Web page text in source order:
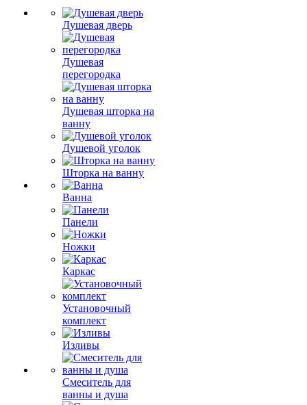
Душевая дверь
Душевая
перегородка
Душевая шторка на
ванну
Душевой уголок
Шторка на ванну
Ванна
Панели
Ножки
Каркас
Установочный
комплект
Изливы
Смеситель для
ванны и душа